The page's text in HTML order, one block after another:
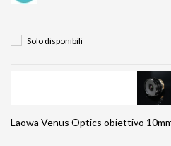
Solo disponibili
Laowa Venus Optics obiettivo